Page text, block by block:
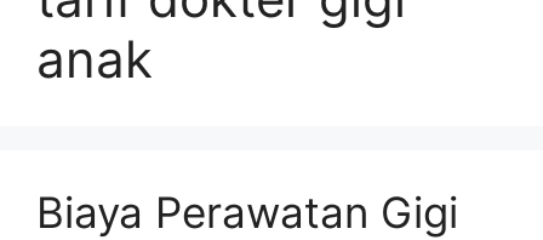
anak
Biaya Perawatan Gigi